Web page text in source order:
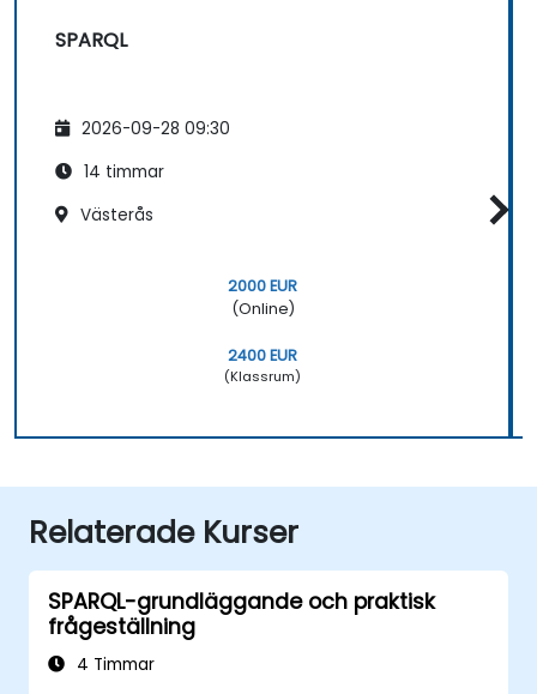
SPARQL
2026-09-28 09:30
14 timmar
Västerås
2000 EUR
(Online)
2400 EUR
(Klassrum)
Relaterade Kurser
SPARQL-grundläggande och praktisk
frågeställning
4 Timmar